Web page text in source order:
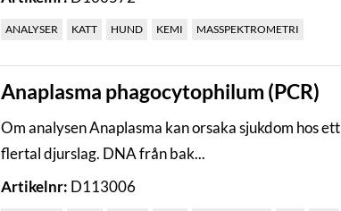
ANALYSER KATT HUND KEMI MASSPEKTROMETRI
Anaplasma phagocytophilum (PCR)
Om analysen Anaplasma kan orsaka sjukdom hos ett
flertal djurslag. DNA från bak...
Artikelnr: D113006